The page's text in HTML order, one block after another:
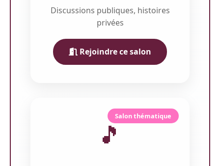
Discussions publiques, histoires
privées
Rejoindre ce salon
Salon thématique
🎵